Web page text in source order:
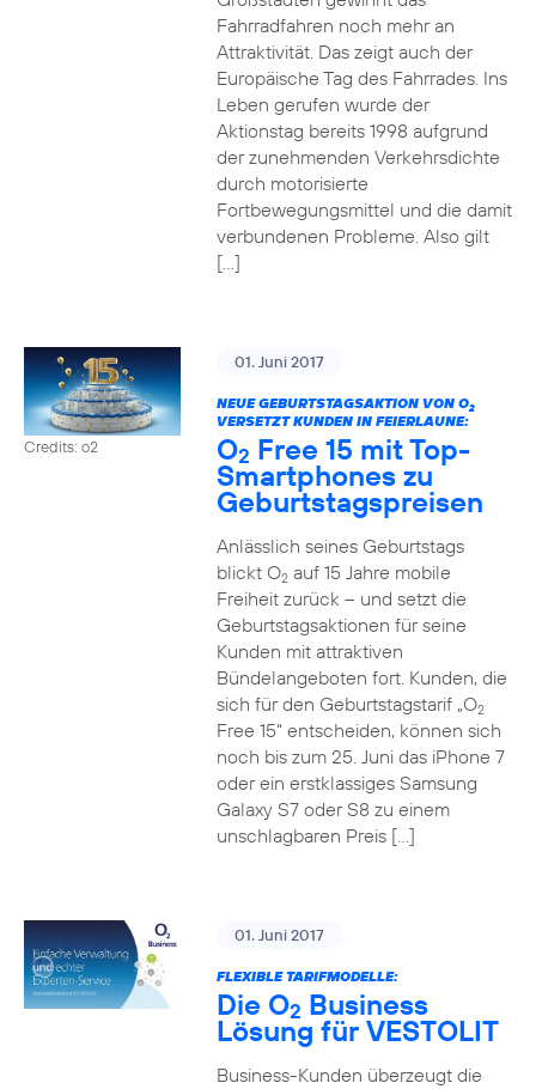
Fahrradfahren noch mehr an
Attraktivität. Das zeigt auch der
Europäische Tag des Fahrrades. Ins
Leben gerufen wurde der
Aktionstag bereits 1998 aufgrund
der zunehmenden Verkehrsdichte
durch motorisierte
Fortbewegungsmittel und die damit
verbundenen Probleme. Also gilt
[…]
Credits: o2
01. Juni 2017
NEUE GEBURTSTAGSAKTION VON O2
VERSETZT KUNDEN IN FEIERLAUNE:
O2 Free 15 mit Top-
Smartphones zu
Geburtstagspreisen
Anlässlich seines Geburtstags
blickt O2auf 15 Jahre mobile
Freiheit zurück – und setzt die
Geburtstagsaktionen für seine
Kunden mit attraktiven
Bündelangeboten fort. Kunden, die
sich für den Geburtstagstarif „O2
Free 15“ entscheiden, können sich
noch bis zum 25. Juni das iPhone 7
oder ein erstklassiges Samsung
Galaxy S7 oder S8 zu einem
unschlagbaren Preis […]
01. Juni 2017
FLEXIBLE TARIFMODELLE:
Die O2 Business
Lösung für VESTOLIT
Business-Kunden überzeugt die